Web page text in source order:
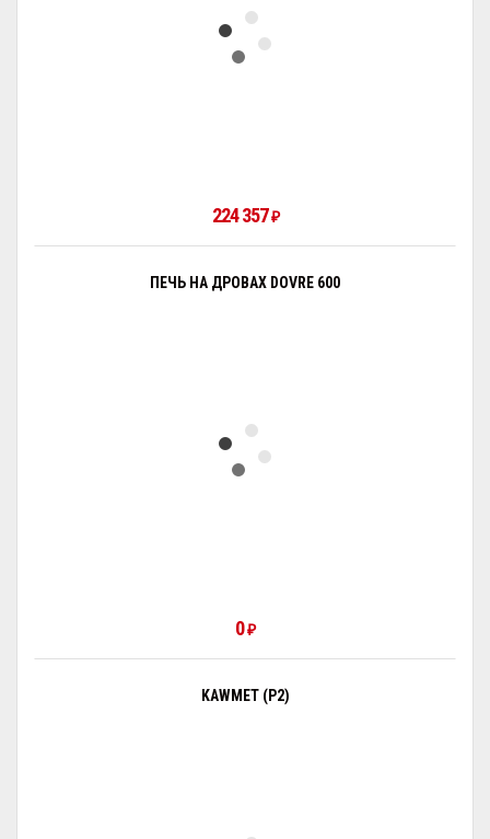
224 357₽
ПЕЧЬ НА ДРОВАХ DOVRE 600
0₽
KAWMET (P2)